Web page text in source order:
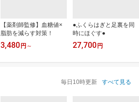
【薬剤師監修】血糖値×
脂肪を減らす対策！
3,480 円 ～
●ふくらはぎと足裏を同
時にほぐす●
27,700 円
毎日10時更新 すべて見る